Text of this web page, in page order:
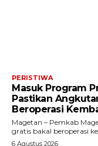
PERISTIWA
Masuk Program
Pastikan
Beroperasi
Magetan – Pemkab
gratis bakal beroperasi
6 Agustus 2026